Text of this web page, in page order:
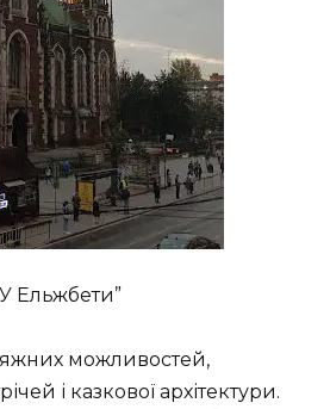
Ельжбети”
можливостей,
і казкової архітектури.